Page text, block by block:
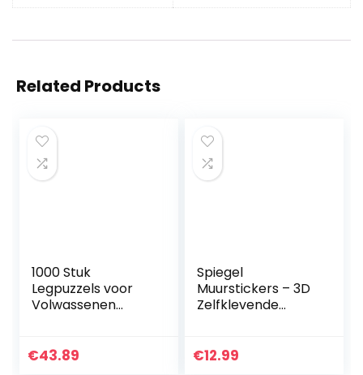
Related Products
1000 Stuk
Legpuzzels voor
Volwassenen
Meest Ttalent F
€43.89
Spiegel
Muurstickers – 3D
Zelfklevende
Muursticker Decal
€12.99